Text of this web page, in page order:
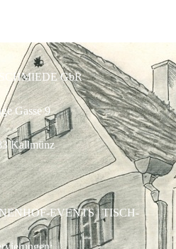
GbR
Gasse 9
Kallmünz
EVENTS | TISCH-